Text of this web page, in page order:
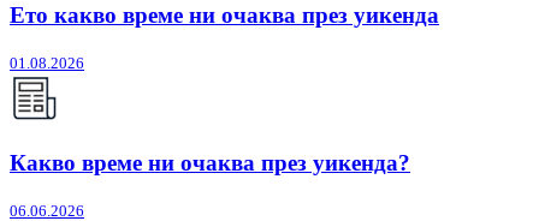
Ето какво време ни очаква през уикенда
01.08.2026
Какво време ни очаква през уикенда?
06.06.2026